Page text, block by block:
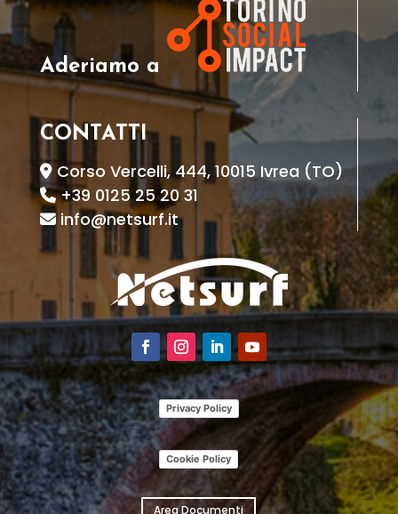
Aderiamo a
CONTATTI
Corso Vercelli, 444, 10015 Ivrea (TO)
+39 0125 25 20 31
info@netsurf.it
Privacy Policy
Cookie Policy
Area Documenti